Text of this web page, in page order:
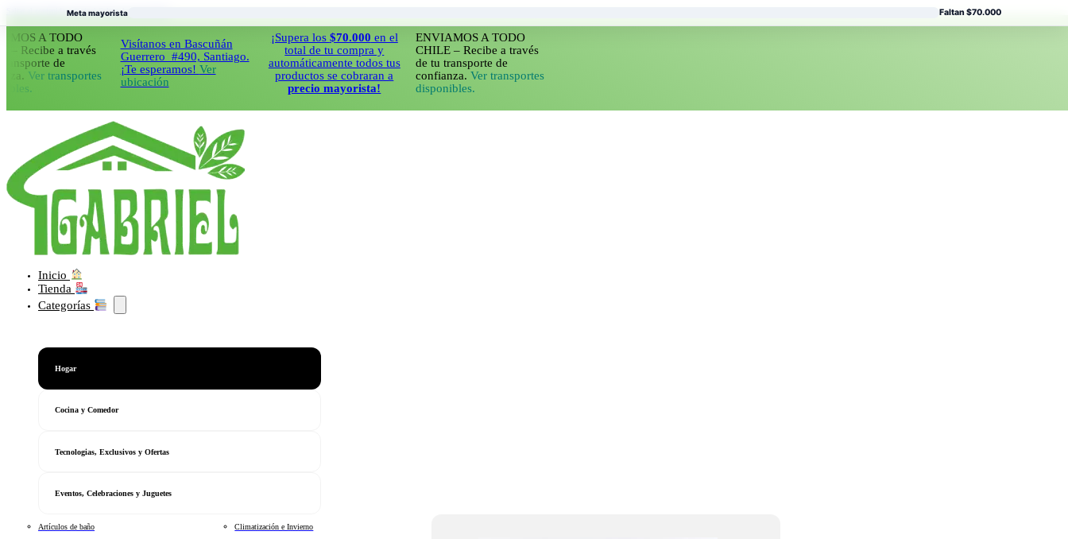
Saltar al contenido principal Saltar al pie de página
A TODO
a través
de
transportes
Visítanos en Bascuñán
Guerrero #490, Santiago.
¡Te esperamos!Ver
ubicación
¡Supera los$70.000en el
total de tu compra y
automáticamente todos tus
productos se cobraran a
precio mayorista!
ENVIAMOS A TODO
CHILE – Recibe a través
de tu transporte de
confianza.Ver transportes
disponibles.
Inicio
Tienda
Categorías
Hogar
Cocina y Comedor
Tecnologias, Exclusivos y Ofertas
Eventos, Celebraciones y Juguetes
Artículos de baño Climatización e Invierno
Meta mayorista Faltan $70.000